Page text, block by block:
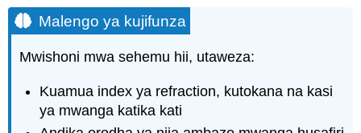
Malengo ya kujifunza
Mwishoni mwa sehemu hii, utaweza:
Kuamua index ya refraction, kutokana na kasi
ya mwanga katika kati